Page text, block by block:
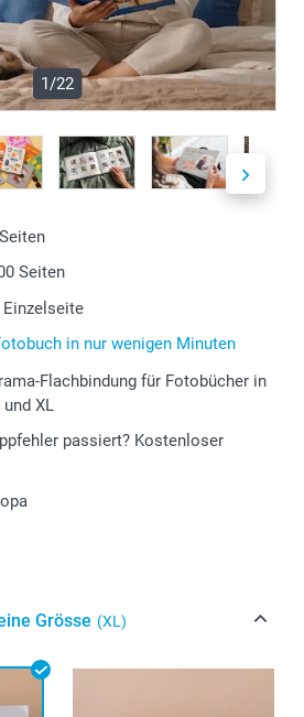
1/22
Seiten
Seiten
in nur wenigen Minuten
Flachbindung für Fotobücher in
XL
passiert? Kostenloser
Grösse (XL)